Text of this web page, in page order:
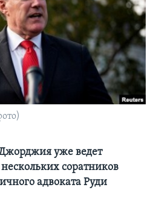
уже ведет
соратников
адвоката Руди